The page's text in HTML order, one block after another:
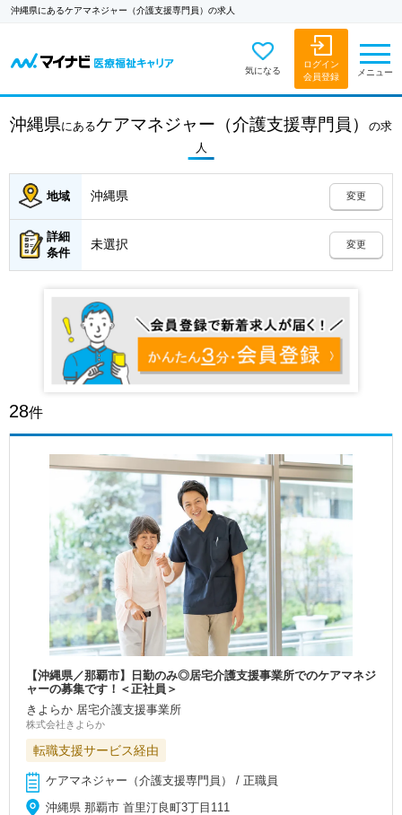
沖縄県にあるケアマネジャー（介護支援専門員）の求人
気になる
ログイン
会員登録
メニュー
沖縄県にあるケアマネジャー（介護支援専門員） の求
人
地域 沖縄県 変更
詳細
条件
未選択 変更
28件
【沖縄県／那覇市】日勤のみ◎居宅介護支援事業所でのケアマネジ
ャーの募集です！＜正社員＞
きよらか 居宅介護支援事業所
株式会社きよらか
転職支援サービス経由
ケアマネジャー（介護支援専門員） / 正職員
沖縄県 那覇市 首里汀良町3丁目111